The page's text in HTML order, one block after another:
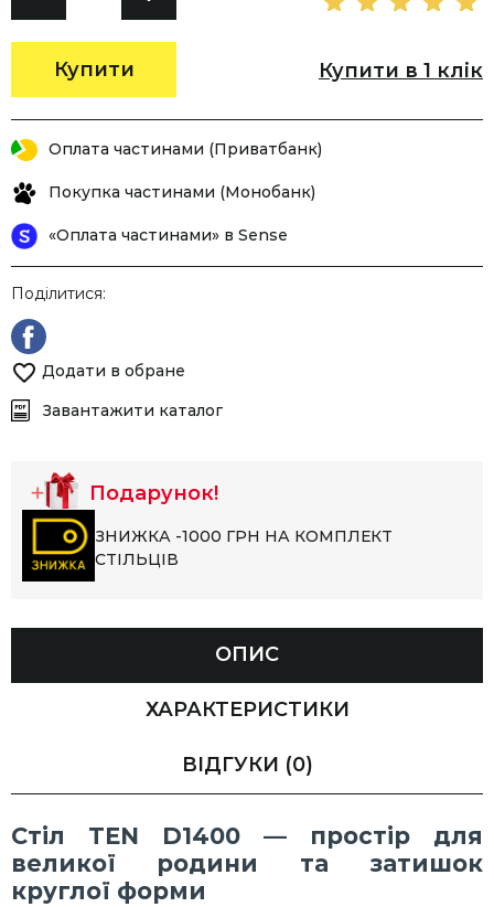
Купити Купити в 1 клік
Оплата частинами (Приватбанк)
Покупка частинами (Монобанк)
«Оплата частинами» в Sense
Поділитися:
Додати в обране
Завантажити каталог
Подарунок!
ЗНИЖКА -1000 ГРН НА КОМПЛЕКТ
СТІЛЬЦІВ
ОПИС
ХАРАКТЕРИСТИКИ
ВІДГУКИ (0)
Стіл TEN D1400 — простір для
великої родини та затишок
круглої форми